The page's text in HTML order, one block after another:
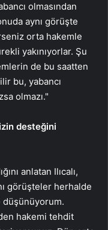
olmasından
aynı görüşte
orta hakemle
yakınıyorlar. Şu
de bu saatten
bu, yabancı
olmazı."
desteğini
anlatan Ilıcalı,
görüşteler herhalde
düşünüyorum.
hakemi tehdit